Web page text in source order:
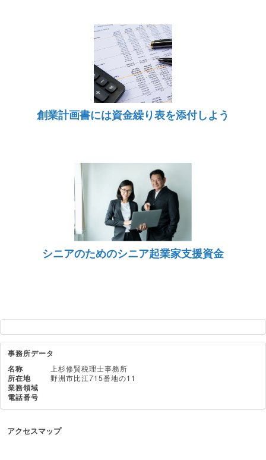
創業計画書には資金繰り表を添付しよう
シニアのためのシニア起業家支援資金
事務所データ
名称
上杉修賢税理士事務所
所在地 野洲市比江715番地の11
業務領域
電話番号
アクセスマップ